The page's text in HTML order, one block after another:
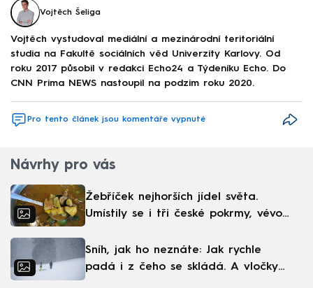
Vojtěch Šeliga
Vojtěch vystudoval mediální a mezinárodní teritoriální
studia na Fakultě sociálních věd Univerzity Karlovy. Od
roku 2017 působil v redakci Echo24 a Týdeníku Echo. Do
CNN Prima NEWS nastoupil na podzim roku 2020.
Pro tento článek jsou komentáře vypnuté
Návrhy pro vás
Žebříček nejhorších jídel světa.
Umístily se i tři české pokrmy, vévodí
Sníh, jak ho neznáte: Jak rychle
padá i z čeho se skládá. A vločky